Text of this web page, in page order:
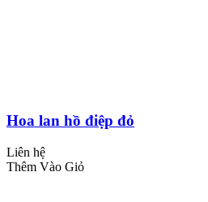
Hoa lan hồ điệp đỏ
Liên hệ
Thêm Vào Giỏ